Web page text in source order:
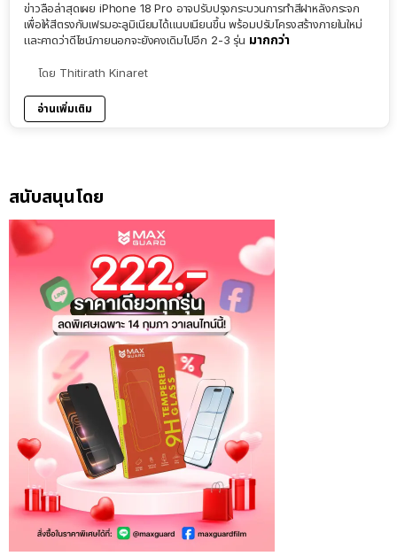
ข่าวลือล่าสุดเผย iPhone 18 Pro อาจปรับปรุงกระบวนการทำสีฝาหลังกระจก
เพื่อให้สีตรงกับเฟรมอะลูมิเนียมได้แนบเนียนขึ้น พร้อมปรับโครงสร้างภายในใหม่
และคาดว่าดีไซน์ภายนอกจะยังคงเดิมไปอีก 2-3 รุ่น มากกว่า
โดย Thitirath Kinaret
อ่านเพิ่มเติม
สนับสนุนโดย